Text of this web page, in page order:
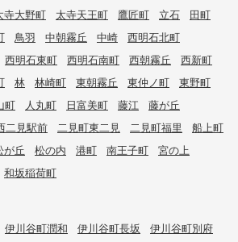
寺大野町 太寺天王町 鷹匠町 立石
田町
鳥羽 中朝霧丘 中崎
西明石北町
西明石東町 西明石南町 西朝霧丘
西新町
林 林崎町 東朝霧丘 東仲ノ町
東野町
町 人丸町 日富美町 藤江
藤が丘
二見駅前 二見町東二見 二見町福里
船上町
が丘 松の内 港町 南王子町
宮の上
和坂稲荷町
伊川谷町潤和 伊川谷町長坂
伊川谷町別府